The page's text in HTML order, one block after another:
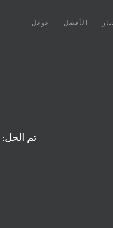
الأفضل غوغل
تم